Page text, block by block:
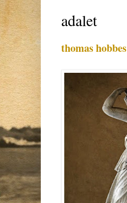
adalet
thomas hobbes